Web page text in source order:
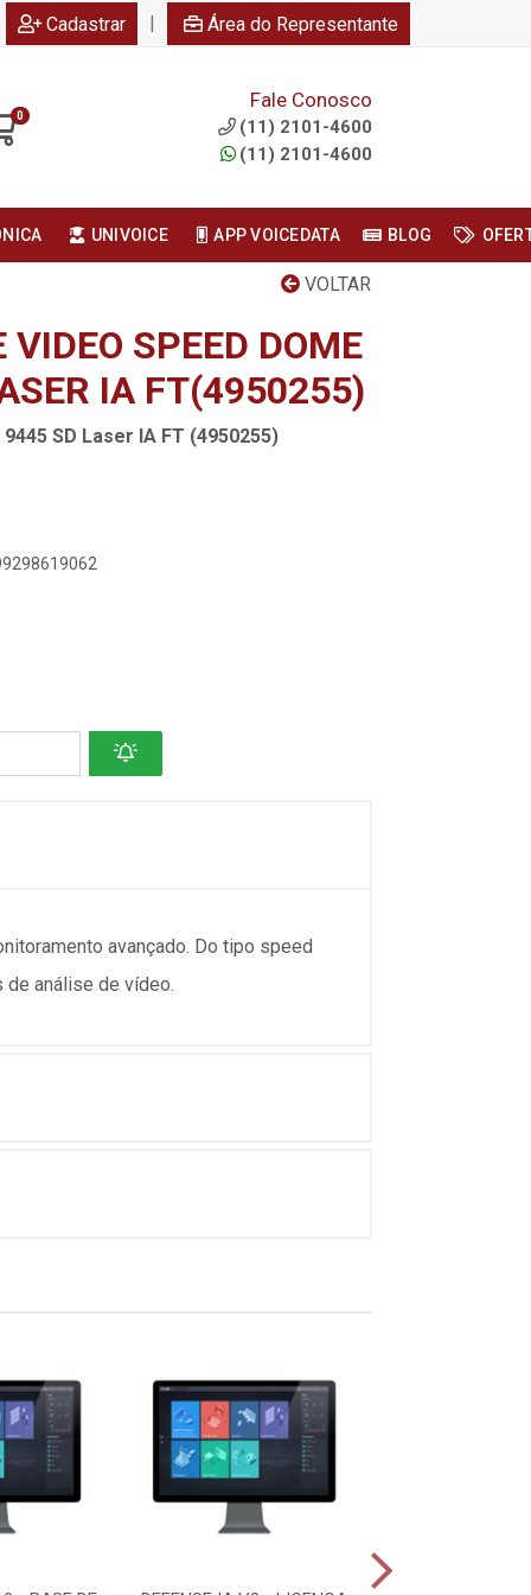
Cadastrar | Área do Representante
0
Fale Conosco
(11) 2101-4600
(11) 2101-4600
UNIVOICE APP VOICEDATA BLOG
VOLTAR
SPEED DOME
IA FT(4950255)
SD Laser IA FT (4950255)
avançado. Do tipo speed
análise de vídeo.